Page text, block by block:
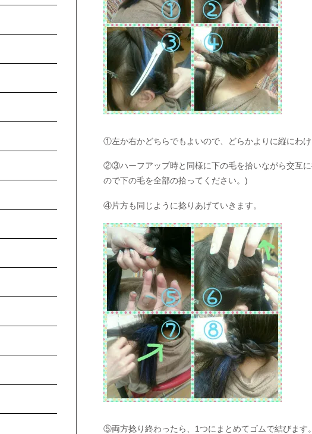
①左か右かどちらでもよいので、どらかよりに縦にわけ
②③ハーフアップ時と同様に下の毛を拾いながら交互
ので下の毛を全部の拾ってください。)
④片方も同じように捻りあげていきます。
⑤両方捻り終わったら、1つにまとめてゴムで結びます。